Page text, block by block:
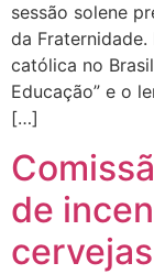
sessão solene
da Fraternidade.
católica no
Educação” e o
[…]
de